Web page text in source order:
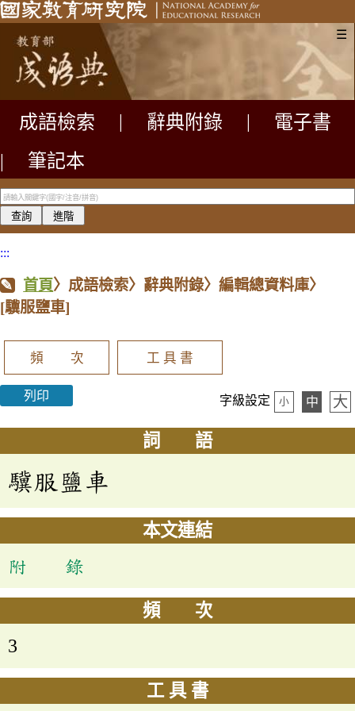
☰
成語檢索 辭典附錄
電子書
|
筆記本
:::
首頁〉成語檢索〉辭典附錄〉編輯總資料庫〉
[驥服鹽車]
頻 次 工 具 書
列印 字級設定 小 中 大
詞 語
驥服鹽車
本文連結
附 錄
頻 次
3
工 具 書